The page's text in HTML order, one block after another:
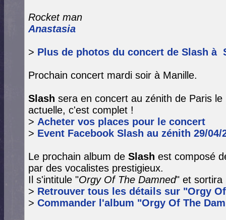
Rocket man
Anastasia
> Plus de photos du concert de Slash à
Prochain concert mardi soir à Manille.
Slash sera en concert au zénith de Paris
actuelle, c'est complet !
> Acheter vos places pour le concert
> Event Facebook Slash au zénith 29/04/
Le prochain album de Slash est composé
par des vocalistes prestigieux.
Il s'intitule "Orgy Of The Damned" et sortira
> Retrouver tous les détails sur "Orgy
> Commander l'album "Orgy Of The